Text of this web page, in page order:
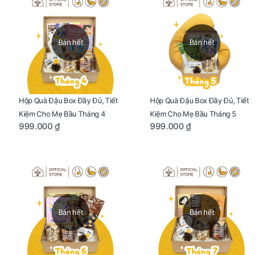
Bán hết
Hộp Quà Đậu Box Đầy Đủ, Tiết
Kiệm Cho Mẹ Bầu Tháng 4
999.000 ₫
Bán hết
Hộp Quà Đậu Box Đầy Đủ, Tiết
Kiệm Cho Mẹ Bầu Tháng 5
999.000 ₫
Bán hết Bán hết